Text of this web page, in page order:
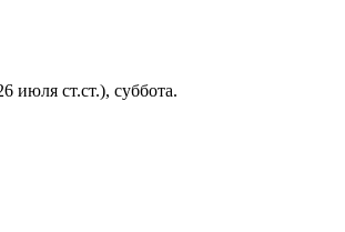
июля ст.ст.), суббота.